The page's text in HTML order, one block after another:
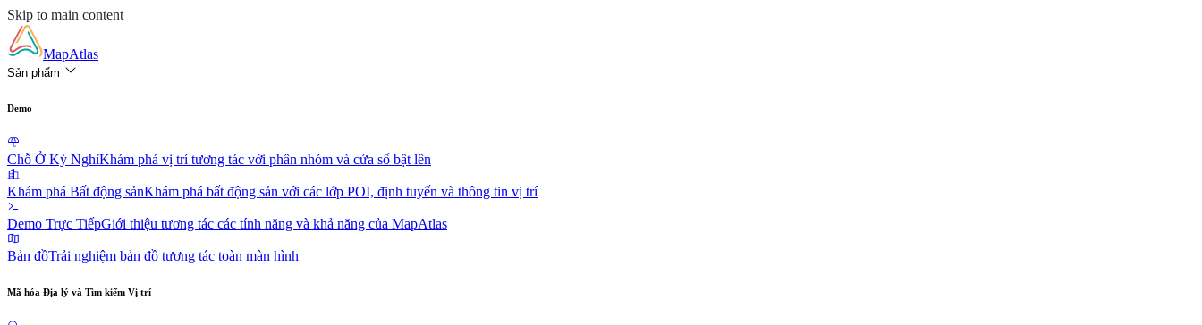
Skip to main content
MapAtlas
Sản phẩm
Demo
Chỗ Ở Kỳ NghỉKhám phá vị trí tương tác với phân nhóm và cửa sổ bật lên
Khám phá Bất động sảnKhám phá bất động sản với các lớp POI, định tuyến và thông tin vị trí
Demo Trực TiếpGiới thiệu tương tác các tính năng và khả năng của MapAtlas
Bản đồTrải nghiệm bản đồ tương tác toàn màn hình
Mã hóa Địa lý và Tìm kiếm Vị trí